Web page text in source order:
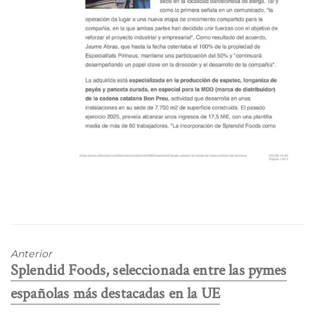
Anterior
Entrada
anterior:
Splendid Foods, seleccionada entre las pymes
españolas más destacadas en la UE